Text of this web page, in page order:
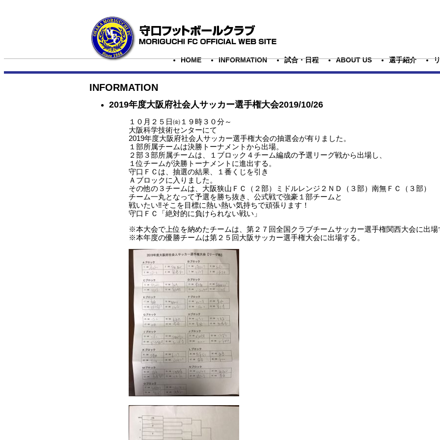
HOME INFORMATION 試合・日程 ABOUT US 選手紹介
INFORMATION
2019年度大阪府社会人サッカー選手権大会2019/10/26
１０月２５日㈮１９時３０分～
大阪科学技術センターにて
2019年度大阪府社会人サッカー選手権大会の抽選会が有りました。
１部所属チームは決勝トーナメントから出場。
２部３部所属チームは、１ブロック４チーム編成の予選リーグ戦から出場し、
１位チームが決勝トーナメントに進出する。
守口ＦＣは、抽選の結果、１番くじを引き
Ａブロックに入りました。
その他の３チームは、大阪狭山ＦＣ（２部）ミドルレンジ２ＮＤ（３部）南無ＦＣ（３部）
チーム一丸となって予選を勝ち抜き、公式戦で強豪１部チームと
戦いたい‼そこを目標に熱い熱い気持ちで頑張ります！
守口ＦＣ「絶対的に負けられない戦い」
※本大会で上位を納めたチームは、第２７回全国クラブチームサッカー選手権関西大会に出場
※本年度の優勝チームは第２５回大阪サッカー選手権大会に出場する。